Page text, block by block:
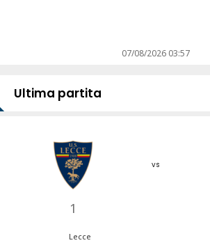
07/08/2026 03:57
Ultima partita
1
vs
Lecce